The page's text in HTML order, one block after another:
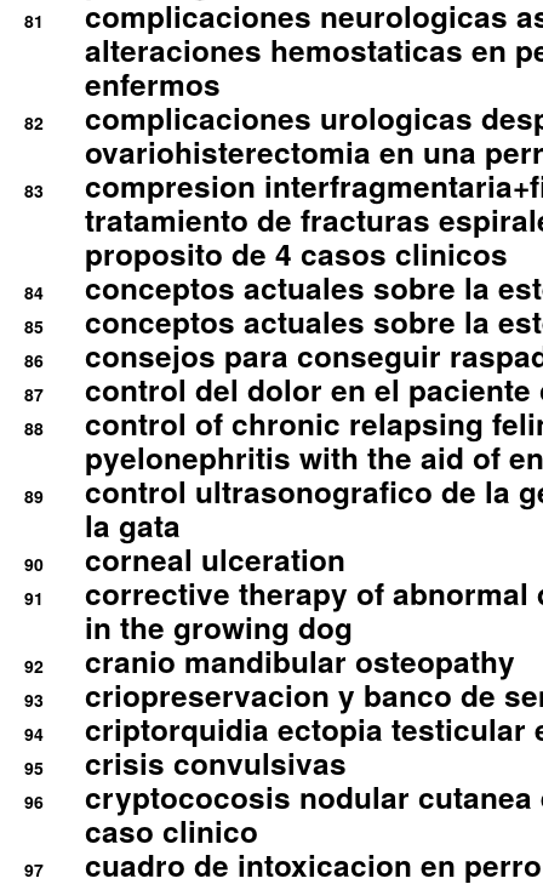
81
complicaciones neurologicas
alteraciones hemostaticas en
enfermos
82
complicaciones urologicas
ovariohisterectomia en una
83
compresion
tratamiento de fracturas
proposito de 4 casos clinicos
84 conceptos actuales sobre la
85 conceptos actuales sobre la
86 consejos para conseguir
87 control del dolor en el
88
control of chronic relapsing
pyelonephritis with the aid of
89
control ultrasonografico de la
la gata
90 corneal ulceration
91
corrective therapy of abnormal
in the growing dog
92 cranio mandibular osteopathy
93 criopreservacion y banco de
94 criptorquidia ectopia testicular
95 crisis convulsivas
96
cryptococosis nodular cutanea
caso clinico
97
cuadro de intoxicacion en